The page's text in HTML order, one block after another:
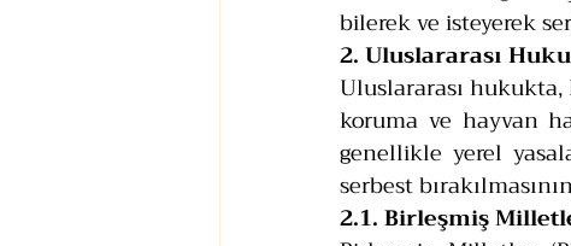
bilerek ve isteyerek
2. Uluslararası
Uluslararası
koruma ve hayvan
genellikle yerel
serbest
2.1. Birleşmiş